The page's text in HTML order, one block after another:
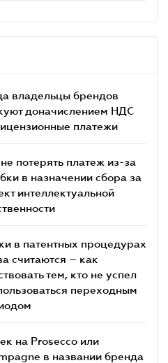
владельцы брендов
доначислением НДС
платежи
потерять платеж из-за
в назначении сбора за
интеллектуальной
в патентных процедурах
считаются – как
тем, кто не успел
переходным
на Prosecco или
в названии бренда